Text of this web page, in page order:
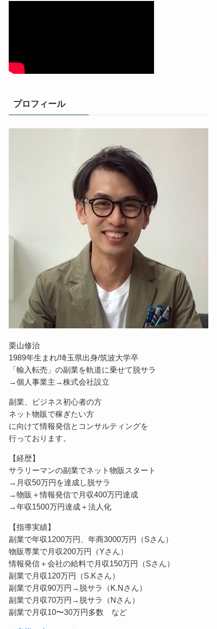
プロフィール
栗山修治
1989年生まれ/埼玉県出身/筑波大学卒
「輸入転売」の副業を軌道に乗せて脱サラ
→個人事業主→株式会社設立
副業、ビジネス初心者の方
ネット物販で稼ぎたい方
に向けて情報発信とコンサルティングを
行っております。
【経歴】
サラリーマンの副業でネット物販スタート
→月収50万円を達成し脱サラ
→物販＋情報発信で月収400万円達成
→年収1500万円達成＋法人化
【指導実績】
副業で年収1200万円、年商3000万円（Sさん）
物販専業で月収200万円（Yさん）
情報発信＋会社の給料で月収150万円（Sさん）
副業で月収120万円（S.Kさん）
副業で月収90万円→脱サラ（K.Nさん）
副業で月収70万円→脱サラ（Nさん）
副業で月収10〜30万円多数 など